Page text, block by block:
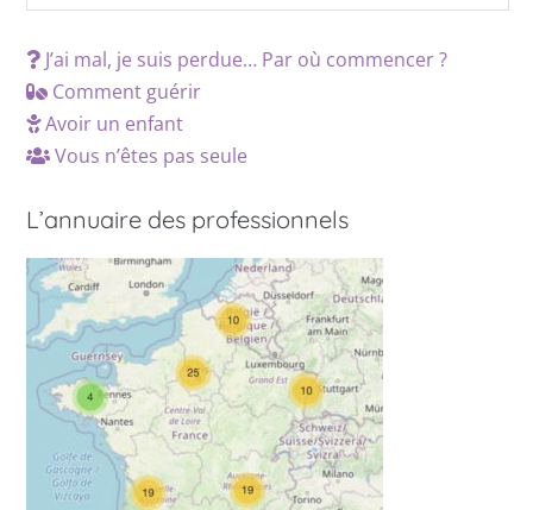
J’ai mal, je suis perdue… Par où commencer ?
Comment guérir
Avoir un enfant
Vous n’êtes pas seule
L’annuaire des professionnels